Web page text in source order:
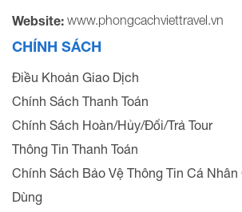
Website: www.phongcachviettravel.vn
CHÍNH SÁCH
Điều Khoản Giao Dịch
Chính Sách Thanh Toán
Chính Sách Hoàn/Hủy/Đổi/Trả Tour
Thông Tin Thanh Toán
Chính Sách Bảo Vệ Thông Tin Cá
Dùng